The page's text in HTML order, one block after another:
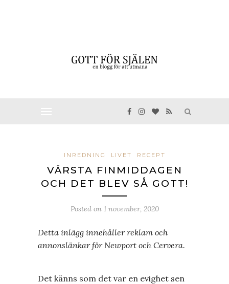
INREDNING LIVET RECEPT
VÄRSTA FINMIDDAGEN
OCH DET BLEV SÅ GOTT!
Posted on 1 november, 2020
Detta inlägg innehåller reklam och
annonslänkar för Newport och Cervera.
Det känns som det var en evighet sen